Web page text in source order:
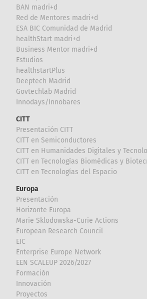
BAN madri+d
Red de Mentores madri+d
ESA BIC Comunidad de Madrid
healthStart madri+d
Business Mentor madri+d
Estudios
healthstartPlus
Deeptech Madrid
Govtechlab Madrid
Innodays/Innobares
CITT
Presentación CITT
CITT en Semiconductores
CITT en Humanidades Digitales y
CITT en Tecnologías Biomédicas y
CITT en Tecnologías del Espacio
Europa
Presentación
Horizonte Europa
Marie Sklodowska-Curie Actions
European Research Council
EIC
Enterprise Europe Network
EEN SCALEUP 2026/2027
Formación
Innovación
Proyectos